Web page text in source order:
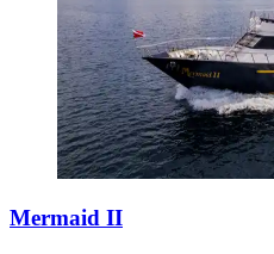
Mermaid II